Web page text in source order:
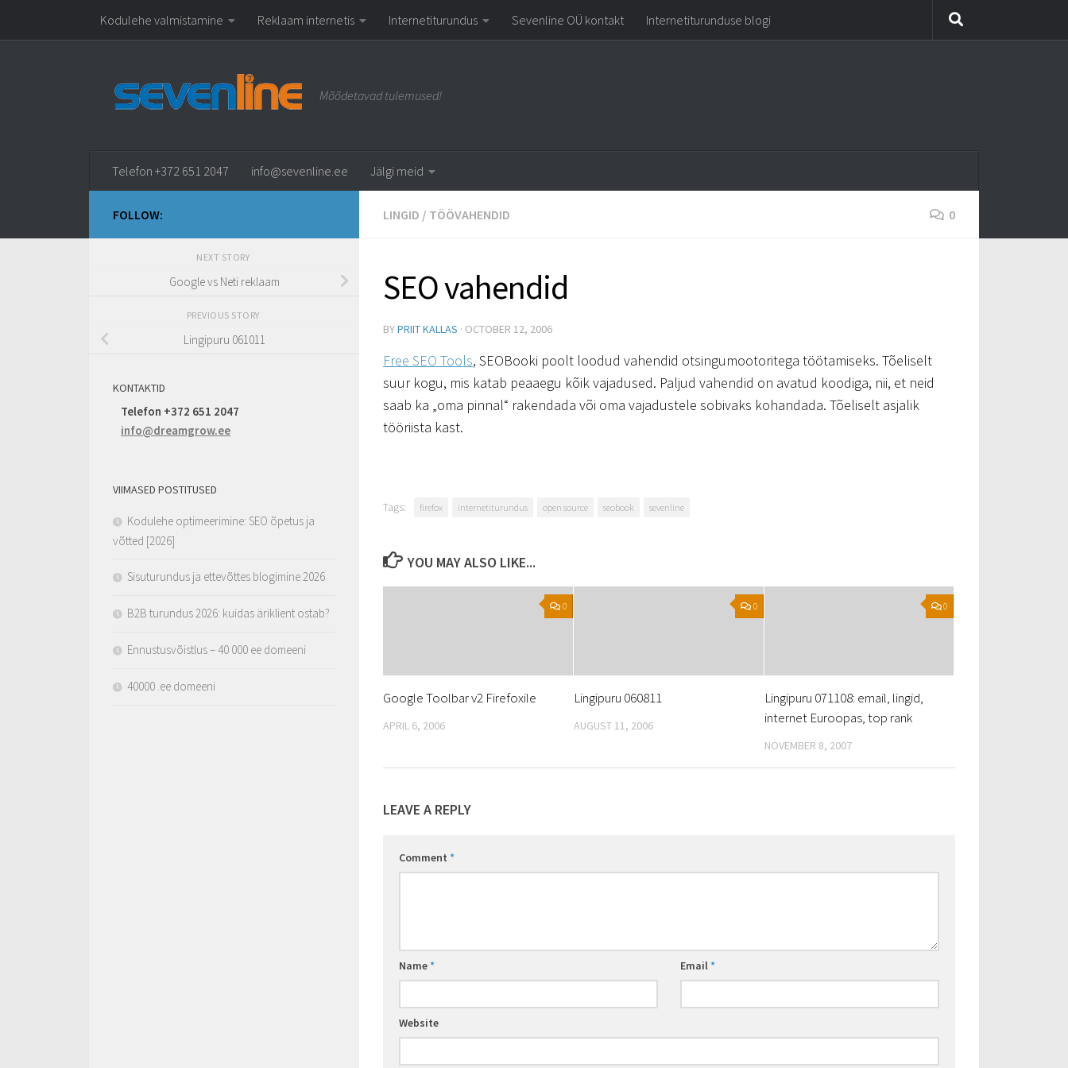
Skip to contentKodulehe valmistamine Reklaam internetis Internetiturundus Sevenline OÜ kontakt Internetiturunduse blogi
Mõõdetavad tulemused!
Telefon +372 651 2047 info@sevenline.ee Jälgi meid
LINGID / TÖÖVAHENDID 0
SEO vahendid
BYPRIIT KALLAS · OCTOBER 12, 2006
Free SEO Tools, SEOBooki poolt loodud vahendid otsingumootoritega töötamiseks. Tõeliselt
suur kogu, mis katab peaaegu kõik vajadused. Paljud vahendid on avatud koodiga, nii, et neid
saab ka „oma pinnal“ rakendada või oma vajadustele sobivaks kohandada. Tõeliselt asjalik
tööriista kast.
Tags: firefox internetiturundus open source seobook sevenline
YOU MAY ALSO LIKE...
0
Google Toolbar v2 Firefoxile
APRIL 6, 2006
0
Lingipuru 060811
AUGUST 11, 2006
0
Lingipuru 071108: email, lingid,
internet Euroopas, top rank
NOVEMBER 8, 2007
LEAVE A REPLY
Comment *
Name* Email*
Website
FOLLOW:
NEXT STORY
Google vs Neti reklaam
PREVIOUS STORY
Lingipuru 061011
KONTAKTID
Telefon +372 651 2047
info@dreamgrow.ee
VIIMASED POSTITUSED
Kodulehe optimeerimine: SEO õpetus ja
võtted [2026]
Sisuturundus ja ettevõttes blogimine 2026
B2B turundus 2026: kuidas äriklient ostab?
Ennustusvõistlus – 40 000 ee domeeni
40000 .ee domeeni